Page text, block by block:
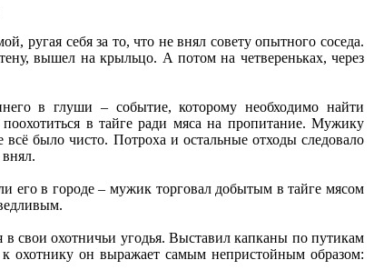
ругая себя за то, что не внял совету опытного соседа.
вышел на крыльцо. А потом на четвереньках, через
в глуши – событие, которому необходимо найти
в тайге ради мяса на пропитание. Мужику
было чисто. Потроха и остальные отходы следовало
его в городе – мужик торговал добытым в тайге мясом
свои охотничьи угодья. Выставил капканы по путикам
охотнику он выражает самым непристойным образом: